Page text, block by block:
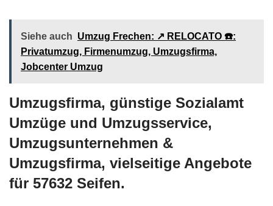
Siehe auch Umzug Frechen: ↗️ RELOCATO ☎️:
Privatumzug, Firmenumzug, Umzugsfirma,
Jobcenter Umzug
Umzugsfirma, günstige Sozialamt
Umzüge und Umzugsservice,
Umzugsunternehmen &
Umzugsfirma, vielseitige Angebote
für 57632 Seifen.